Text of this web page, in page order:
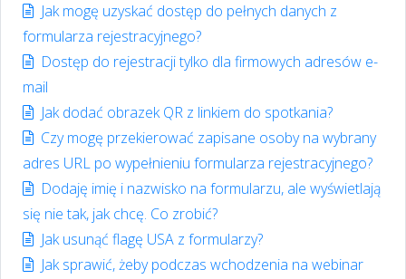
Jak mogę uzyskać dostęp do pełnych danych z
formularza rejestracyjnego?
Dostęp do rejestracji tylko dla firmowych adresów e-
mail
Jak dodać obrazek QR z linkiem do spotkania?
Czy mogę przekierować zapisane osoby na wybrany
adres URL po wypełnieniu formularza rejestracyjnego?
Dodaję imię i nazwisko na formularzu, ale wyświetlają
się nie tak, jak chcę. Co zrobić?
Jak usunąć flagę USA z formularzy?
Jak sprawić, żeby podczas wchodzenia na webinar